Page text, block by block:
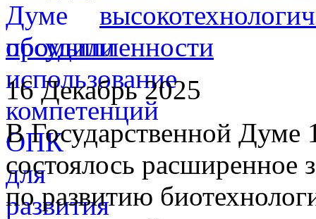
промышленности
16 Декабрь 2025
В Государственной Думе
состоялось расширенное
по развитию